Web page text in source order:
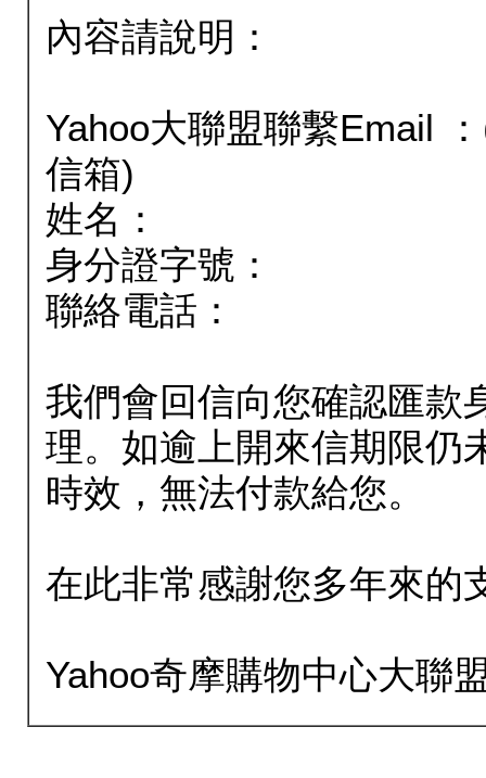
內容請說明：
Yahoo大聯盟聯繫Email
信箱)
姓名：
身分證字號：
聯絡電話：
我們會回信向您確認匯款
理。如逾上開來信期限仍
時效，無法付款給您。
在此非常感謝您多年來的
Yahoo奇摩購物中心大